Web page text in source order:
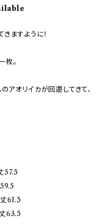
ますように！
枚。
アオリイカが回遊してきて、
57.5
61.5
63.5